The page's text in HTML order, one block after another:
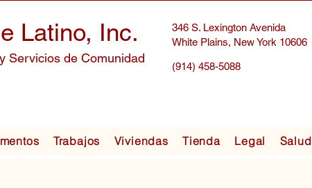
Latino, Inc.
Servicios de Comunidad
346 S. Lexington Avenida
White Plains, New York 10606
(914) 458-5088
Trabajos Viviendas Tienda Legal Salud